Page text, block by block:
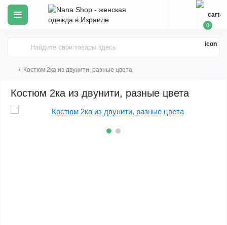
0
Костюм 2ка из двунити, разные цвета
Костюм 2ка из двунити, разные цвета